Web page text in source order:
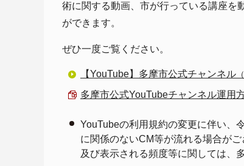
術に関する動画、市が行っている講座を
ができます。
ぜひ一度ご覧ください。
【YouTube】多摩市公式チャンネル
多摩市公式YouTubeチャンネル運用
YouTubeの利用規約の変更に伴い、
に関係のないCM等が流れる場合が
及び表示される頻度等に関しては、